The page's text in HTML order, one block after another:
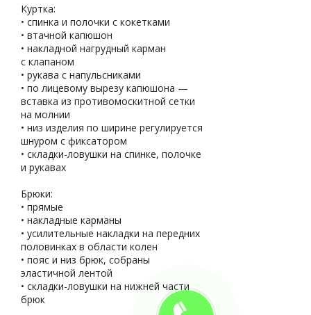
Куртка:
• спинка и полочки с кокетками
• втачной капюшон
• накладной нагрудный карман
с клапаном
• рукава с напульсниками
• по лицевому вырезу капюшона —
вставка из противомоскитной сетки
на молнии
• низ изделия по ширине регулируется
шнуром с фиксатором
• складки-ловушки на спинке, полочке
и рукавах
Брюки:
• прямые
• накладные карманы
• усилительные накладки на передних
половинках в области колен
• пояс и низ брюк, собраны
эластичной лентой
• складки-ловушки на нижней части
брюк